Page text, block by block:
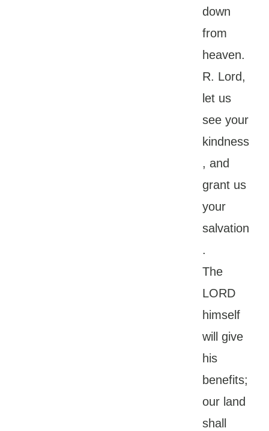
down
from
heaven.
R. Lord,
let us
see your
kindness
, and
grant us
your
salvation
.
The
LORD
himself
will give
his
benefits;
our land
shall